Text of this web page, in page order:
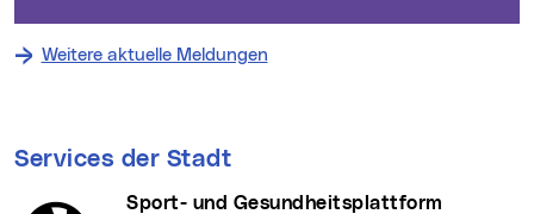
Stadt Linz setzt Impulse für die lokale
noch bis 7. September 2026 möglich